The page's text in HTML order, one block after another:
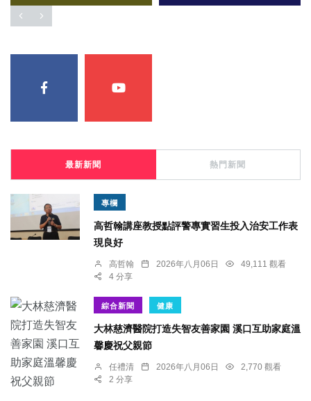
最新新聞 熱門新聞
專欄
高哲翰講座教授點評警專實習生投入治安工作表
現良好
高哲翰 2026年八月06日
49,111 觀看
4 分享
綜合新聞 健康
大林慈濟醫院打造失智友善家園 溪口互助家庭溫
馨慶祝父親節
任禮清 2026年八月06日
2,770 觀看
2 分享